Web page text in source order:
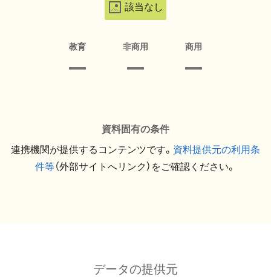
該当なし
教育 非商用 商用
資料固有の条件
連携機関が提供するコンテンツです。 資料提供元の利用条
件等（外部サイトへリンク）をご確認ください。
データの提供元